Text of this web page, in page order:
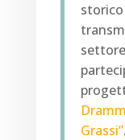
Grassi”